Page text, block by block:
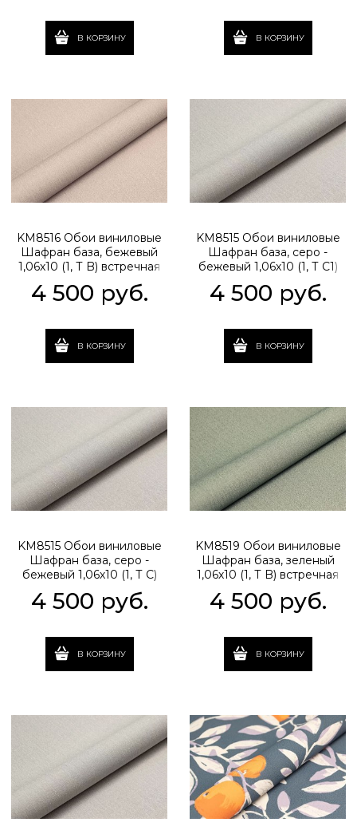
В КОРЗИНУ В КОРЗИНУ
KM8516 Обои виниловые
Шафран база, бежевый
1,06х10 (1, Т B) встречная
4 500 руб.
В КОРЗИНУ
KM8515 Обои виниловые
Шафран база, серо -
бежевый 1,06х10 (1, Т C1)
встречная стыковка
4 500 руб.
В КОРЗИНУ
KM8515 Обои виниловые
Шафран база, серо -
бежевый 1,06х10 (1, Т C)
встречная стыковка
4 500 руб.
В КОРЗИНУ
KM8519 Обои виниловые
Шафран база, зеленый
1,06х10 (1, Т B) встречная
4 500 руб.
В КОРЗИНУ